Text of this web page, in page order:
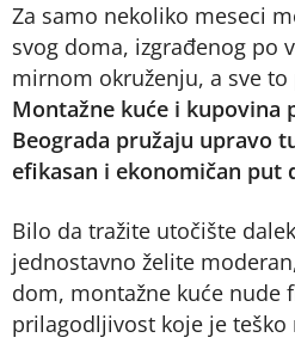
Za samo nekoliko meseci
svog doma, izgrađenog po
mirnom okruženju, a sve
Montažne kuće i kupovina
Beograda pružaju upravo
efikasan i ekonomičan put
Bilo da tražite utočište
jednostavno želite
dom, montažne kuće nude
prilagodljivost koje je teško